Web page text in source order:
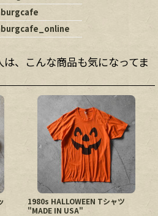
、こんな商品も気になってま
1980s HALLOWEEN Tシャツ
"MADE IN USA"